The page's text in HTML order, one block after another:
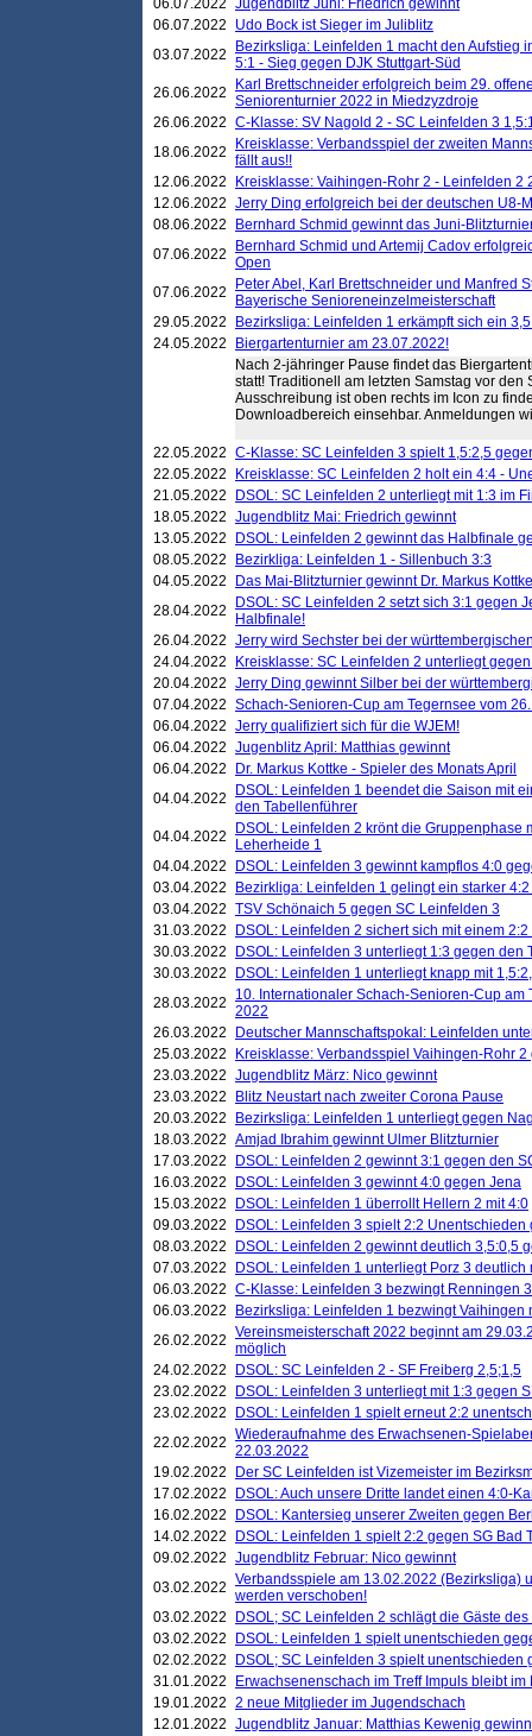
06.07.2022 Jugendblitz Juni: Friedrich gewinnt
06.07.2022
Udo Bock ist Sieger im Juliblitz
03.07.2022
Bezirksliga: Leinfelden 1 macht den Aufstieg
5:1 - Sieg gegen DJK Stuttgart-Süd
26.06.2022
Karl Brettschneider erfolgreich beim 29.
Seniorenturnier 2022 in Miedzyzdroje
26.06.2022 C-Klasse: SV Nagold 2 - SC Leinfelden 3
18.06.2022
Kreisklasse: Verbandsspiel der zweiten
fällt aus!!
12.06.2022
Kreisklasse: Vaihingen-Rohr 2 - Leinfelden 2
12.06.2022 Jerry Ding erfolgreich bei der deutschen U8-
08.06.2022
Bernhard Schmid gewinnt das Juni-
07.06.2022
Bernhard Schmid und Artemij Cadov
Open
07.06.2022
Peter Abel, Karl Brettschneider und Manfred
Bayerische Senioreneinzelmeisterschaft
29.05.2022
Bezirksliga: Leinfelden 1 erkämpft sich ein
24.05.2022
Biergartenturnier am 23.07.2022!
Nach 2-jähringer Pause findet das
statt! Traditionell am letzten Samstag vor den
Ausschreibung ist oben rechts im Icon zu
Downloadbereich einsehbar. Anmeldungen
22.05.2022 C-Klasse: SC Leinfelden 3 spielt 1,5:2,5
22.05.2022
Kreisklasse: SC Leinfelden 2 holt ein 4:4 -
21.05.2022
DSOL: SC Leinfelden 2 unterliegt mit 1:3 im
18.05.2022 Jugendblitz Mai: Friedrich gewinnt
13.05.2022
DSOL: Leinfelden 2 gewinnt das Halbfinale
08.05.2022
Bezirkliga: Leinfelden 1 - Sillenbuch 3:3
04.05.2022
Das Mai-Blitzturnier gewinnt Dr. Markus
28.04.2022
DSOL: SC Leinfelden 2 setzt sich 3:1 gegen
Halbfinale!
26.04.2022 Jerry wird Sechster bei der
24.04.2022
Kreisklasse: SC Leinfelden 2 unterliegt
20.04.2022 Jerry Ding gewinnt Silber bei der
07.04.2022 Schach-Senioren-Cup am Tegernsee vom
06.04.2022 Jerry qualifiziert sich für die WJEM!
06.04.2022 Jugenblitz April: Matthias gewinnt
06.04.2022
Dr. Markus Kottke - Spieler des Monats April
04.04.2022
DSOL: Leinfelden 1 beendet die Saison mit
den Tabellenführer
04.04.2022
DSOL: Leinfelden 2 krönt die Gruppenphase
Leherheide 1
04.04.2022
DSOL: Leinfelden 3 gewinnt kampflos 4:0
03.04.2022
Bezirkliga: Leinfelden 1 gelingt ein starker
03.04.2022 TSV Schönaich 5 gegen SC Leinfelden 3
31.03.2022
DSOL: Leinfelden 2 sichert sich mit einem
30.03.2022
DSOL: Leinfelden 3 unterliegt 1:3 gegen den
30.03.2022
DSOL: Leinfelden 1 unterliegt knapp mit
28.03.2022
10. Internationaler Schach-Senioren-Cup am
2022
26.03.2022
Deutscher Mannschaftspokal: Leinfelden
25.03.2022
Kreisklasse: Verbandsspiel Vaihingen-Rohr
23.03.2022 Jugendblitz März: Nico gewinnt
23.03.2022
Blitz Neustart nach zweiter Corona Pause
20.03.2022
Bezirksliga: Leinfelden 1 unterliegt gegen
18.03.2022 Amjad Ibrahim gewinnt Ulmer Blitzturnier
17.03.2022
DSOL: Leinfelden 2 gewinnt 3:1 gegen den
16.03.2022
DSOL: Leinfelden 3 gewinnt 4:0 gegen Jena
15.03.2022
DSOL: Leinfelden 1 überrollt Hellern 2 mit 4:0
09.03.2022
DSOL: Leinfelden 3 spielt 2:2 Unentschieden
08.03.2022
DSOL: Leinfelden 2 gewinnt deutlich 3,5:0,5
07.03.2022
DSOL: Leinfelden 1 unterliegt Porz 3 deutlich
06.03.2022 C-Klasse: Leinfelden 3 bezwingt Renningen
06.03.2022
Bezirksliga: Leinfelden 1 bezwingt Vaihingen
26.02.2022 Vereinsmeisterschaft 2022 beginnt am
möglich
24.02.2022
DSOL: SC Leinfelden 2 - SF Freiberg 2,5;1,5
23.02.2022
DSOL: Leinfelden 3 unterliegt mit 1:3 gegen
23.02.2022
DSOL: Leinfelden 1 spielt erneut 2:2
22.02.2022 Wiederaufnahme des Erwachsenen-
22.03.2022
19.02.2022
Der SC Leinfelden ist Vizemeister im
17.02.2022
DSOL: Auch unsere Dritte landet einen 4:0-
16.02.2022
DSOL: Kantersieg unserer Zweiten gegen
14.02.2022
DSOL: Leinfelden 1 spielt 2:2 gegen SG Bad
09.02.2022 Jugendblitz Februar: Nico gewinnt
03.02.2022 Verbandsspiele am 13.02.2022 (Bezirksliga)
werden verschoben!
03.02.2022
DSOL; SC Leinfelden 2 schlägt die Gäste
03.02.2022
DSOL: Leinfelden 1 spielt unentschieden
02.02.2022
DSOL; SC Leinfelden 3 spielt unentschieden
31.01.2022
Erwachsenenschach im Treff Impuls bleibt
19.01.2022 2 neue Mitglieder im Jugendschach
12.01.2022 Jugendblitz Januar: Matthias Kewenig